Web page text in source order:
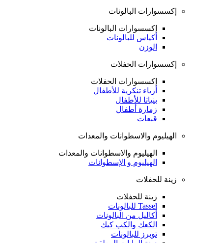
إكسسوارات البالونات
إكسسوارات البالونات
أكياس للبالونات
الوزن
إكسسوارات الحفلات
إكسسوارات الحفلات
أزياء تنكرية للأطفال
بنياتا للأطفال
زمارة أطفال
قبعات
الهيليوم والاسطوانات والمعدات
الهيليوم والاسطوانات والمعدات
الهيليوم و الإسطوانات
زينة للحفلات
زينة للحفلات
Tassel للبالونات
أكاليل من البالونات
الكعك والكب كيك
توبرز للبالونات